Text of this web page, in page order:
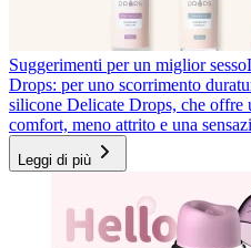
Suggerimenti per un miglior sesso
Drops: per uno scorrimento
silicone Delicate Drops, che offre
comfort, meno attrito e una
Leggi di più